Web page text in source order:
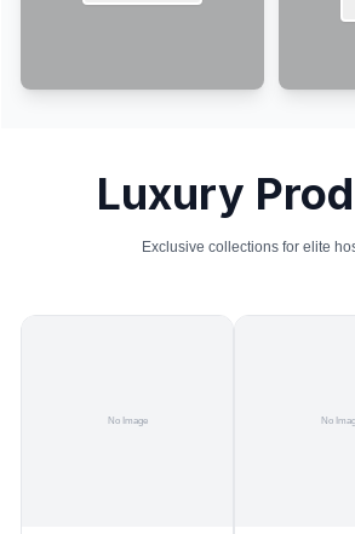
Luxury
Exclusive collections for elite